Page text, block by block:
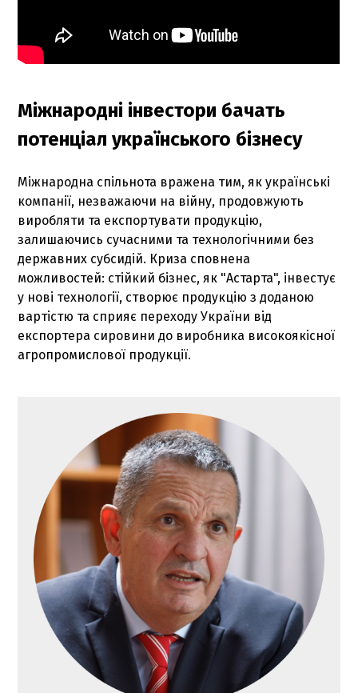
Міжнародні інвестори бачать
потенціал українського бізнесу
Міжнародна спільнота вражена тим, як українські
компанії, незважаючи на війну, продовжують
виробляти та експортувати продукцію,
залишаючись сучасними та технологічними без
державних субсидій. Криза сповнена
можливостей: стійкий бізнес, як "Астарта", інвестує
у нові технології, створює продукцію з доданою
вартістю та сприяє переходу України від
експортера сировини до виробника високоякісної
агропромислової продукції.